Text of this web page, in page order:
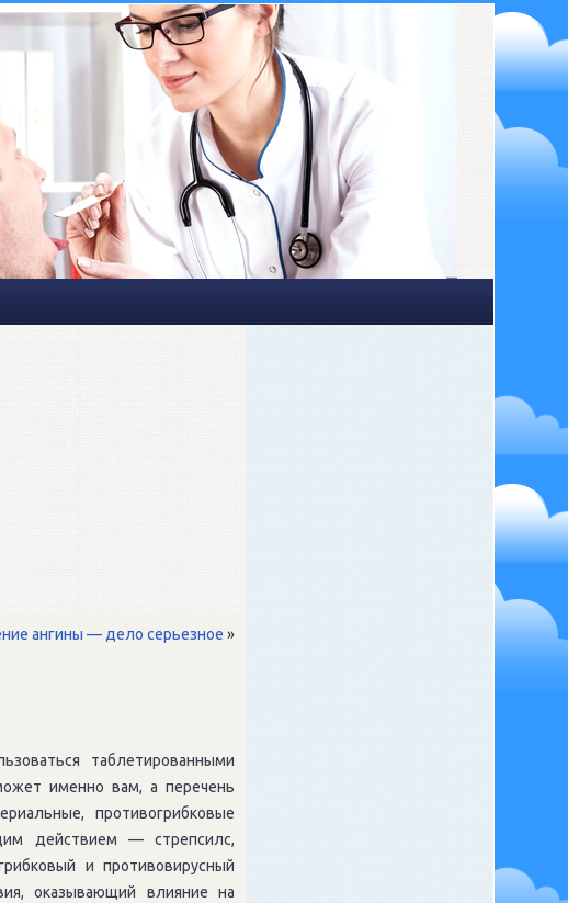
ангины — дело серьезное »
таблетированными
именно вам, а перечень
противогрибковые
действием — стрепсилс,
и противовирусный
оказывающий влияние на